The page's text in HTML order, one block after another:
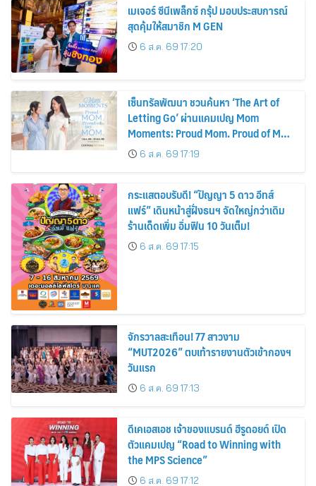
เมเจอร์ ซีนีเพล็กซ์ กรุ้ป มอบประสบการณ์
สุดคุ้มให้สมาชิก M GEN
6 ส.ค. 69 17:20
เซ็นทรัลพัฒนา ชวนค้นหา ‘The Art of
Letting Go’ ผ่านแคมเปญ Mom
Moments: Proud Mom. Proud of My
Mom.6 ส.ค. 69 17:19
กระแสตอบรับดี! “ปัญญา 5 ดาว อีทส์
แฟร์” เดินหน้าสู่ฝั่งธนฯ จัดใหญ่กว่าเดิม
ร้านเด็ดเพิ่ม อิ่มฟิน 10 วันเต็ม!
6 ส.ค. 69 17:15
จักรวาลสะเทือน! 77 สาวงาม
“MUT2026” ตบเท้ารายงานตัวเข้ากองฯ
วันแรก
6 ส.ค. 69 17:13
ดีเคเอสเอช เจ้าของแบรนด์ ฮีรูดอยด์ เปิด
ตัวแคมเปญ “Road to Winning with
the MPS Science”
6 ส.ค. 69 17:12